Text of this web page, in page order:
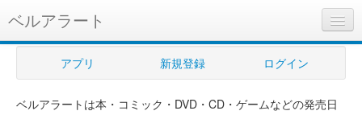
ベルアラート
ベルアラートとは
ヘルプ
アプリ 新規登録 ログイン
ベルアラートは本・コミック・DVD・CD・ゲームなどの発売日